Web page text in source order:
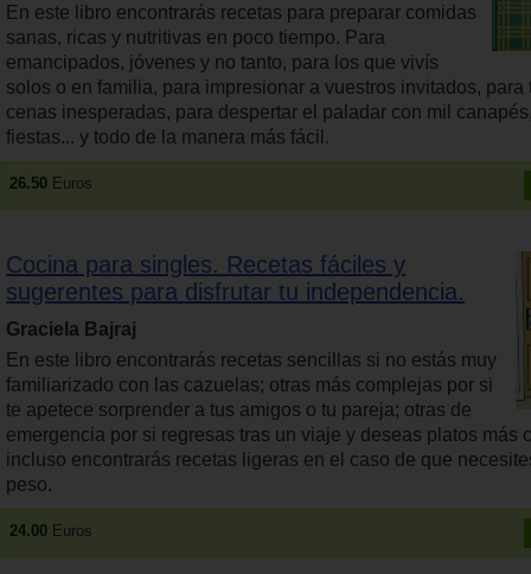
En este libro encontrarás recetas para preparar comidas
sanas, ricas y nutritivas en poco tiempo. Para
emancipados, jóvenes y no tanto, para los que vivís
solos o en familia, para impresionar a vuestros invitados, para
cenas inesperadas, para despertar el paladar con mil
fiestas... y todo de la manera más fácil.
26.50 Euros
Cocina para singles. Recetas fáciles y
sugerentes para disfrutar tu independencia.
Graciela Bajraj
En este libro encontrarás recetas sencillas si no estás muy
familiarizado con las cazuelas; otras más complejas por si
te apetece sorprender a tus amigos o tu pareja; otras de
emergencia por si regresas tras un viaje y deseas platos más
incluso encontrarás recetas ligeras en el caso de que
peso.
24.00 Euros